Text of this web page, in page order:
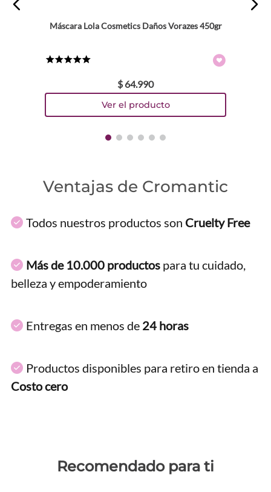
Máscara Lola Cosmetics Daños Vorazes 450gr
$ 64.990
Ventajas de Cromantic
Todos nuestros productos son Cruelty Free
Más de 10.000 productos para tu cuidado,
belleza y empoderamiento
Entregas en menos de 24 horas
Productos disponibles para retiro en tienda a
Costo cero
Recomendado para ti